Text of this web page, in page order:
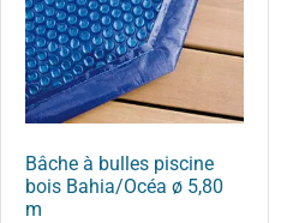
Bâche à bulles piscine
bois Bahia/Océa ø 5,80
m